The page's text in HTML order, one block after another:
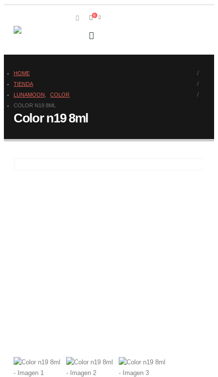
0
HOME
TIENDA
LUNAMOON
COLOR
COLOR N19 8ML
Color n19 8ml